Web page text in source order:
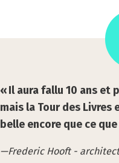
« Il aura fallu 10 ans et
mais la Tour des
belle encore que ce
Frederic Hooft -